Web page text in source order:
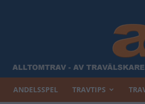
ANDELSSPEL TRAVTIPS